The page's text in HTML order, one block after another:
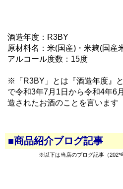
酒造年度：R3BY
原材料名：米(国産)・米麹(国産
アルコール度数：15度
※「R3BY」とは『酒造年度』
で令和3年7月1日から令和4年6
造されたお酒のことを言います
■商品紹介ブログ記事
※以下は当店のブログ記事（202*